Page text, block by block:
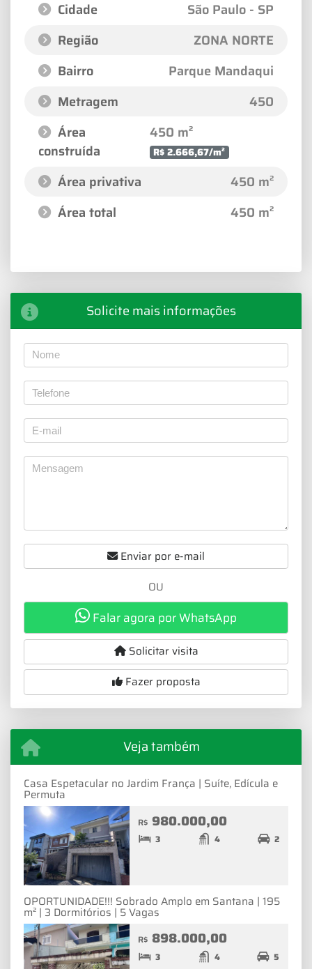
Cidade
São Paulo - SP
Região
ZONA NORTE
Bairro
Parque Mandaqui
Metragem
450
Área
construída
450 m²
R$ 2.666,67/m²
Área privativa
450 m²
Área total
450 m²
Solicite mais informações
Enviar por e-mail
OU
Falar agora por WhatsApp
Solicitar visita
Fazer proposta
Veja também
Casa Espetacular no Jardim França | Suíte, Edícula e
Permuta
R$ 980.000,00
3 4 2
OPORTUNIDADE!!! Sobrado Amplo em Santana | 195
m² | 3 Dormitórios | 5 Vagas
R$ 898.000,00
3 4 5